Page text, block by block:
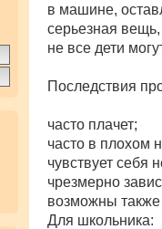
в машине,
серьезная вещь,
не все дети
Последствия
часто плачет;
часто в плохом
чувствует себя
чрезмерно
возможны также
Для школьника: